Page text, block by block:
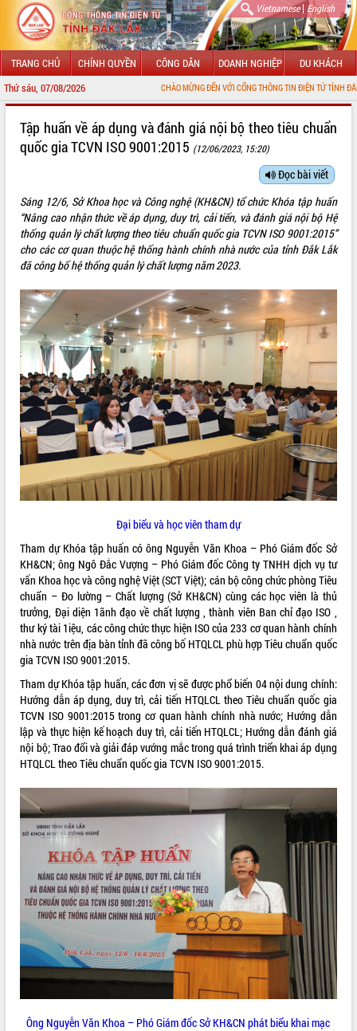
Vietnamese| English
TRANG CHỦ CHÍNH QUYỀN CÔNG DÂN DOANH NGHIỆP DU KHÁCH
Thứ sáu, 07/08/2026 CHÀO MỪNG ĐẾN VỚI CỔNG THÔNG TIN ĐIỆN TỬ TỈNH ĐẮK LẮK
LÃNH ĐẠO UBND TỈNH
SỞ, BAN, NGÀNH
UBND CÁC XÃ, PHƯỜNG
HỆ THỐNG VĂN BẢN
VĂN BẢN HĐND TỈNH
ĐIỂM TIN VĂN BẢN
QUY HOẠCH - KẾ HOẠCH
VIDEO
Không có file video nào để phát.
ALBUM ẢNH
LIÊN KẾT WEB
Tập huấn về áp dụng và đánh giá nội bộ theo tiêu chuẩn
quốc gia TCVN ISO 9001:2015 (12/06/2023, 15:20)
Đọc bài viết
Sáng 12/6, Sở Khoa học và Công nghệ (KH&CN) tổ chức Khóa tập huấn
“Nâng cao nhận thức về áp dụng, duy trì, cải tiến, và đánh giá nội bộ Hệ
thống quản lý chất lượng theo tiêu chuẩn quốc gia TCVN ISO 9001:2015”
cho các cơ quan thuộc hệ thống hành chính nhà nước của tỉnh Đắk Lắk
đã công bố hệ thống quản lý chất lượng năm 2023.
Đại biểu và học viên tham dự
Tham dự Khóa tập huấn có ông Nguyễn Văn Khoa – Phó Giám đốc Sở
KH&CN; ông Ngô Đắc Vượng – Phó Giám đốc Công ty TNHH dịch vụ tư
vấn Khoa học và công nghệ Việt (SCT Việt); cán bộ công chức phòng Tiêu
chuẩn – Đo lường – Chất lượng (Sở KH&CN) cùng các học viên là thủ
trưởng, Đại diện 1ãnh đạo về chất lượng , thành viên Ban chỉ đạo ISO ,
thư ký tài 1iệu, các công chức thực hiện ISO của 233 cơ quan hành chính
nhà nước trên địa bàn tỉnh đã công bố HTQLCL phù hợp Tiêu chuẩn quốc
gia TCVN ISO 9001:2015.
Tham dự Khóa tập huấn, các đơn vị sẽ được phổ biến 04 nội dung chính:
Hướng dẫn áp dụng, duy trì, cải tiến HTQLCL theo Tiêu chuẩn quốc gia
TCVN ISO 9001:2015 trong cơ quan hành chính nhà nước; Hướng dẫn
lập và thực hiện kế hoạch duy trì, cải tiến HTQLCL; Hướng dẫn đánh giá
nội bộ; Trao đổi và giải đáp vướng mắc trong quá trình triển khai áp dụng
HTQLCL theo Tiêu chuẩn quốc gia TCVN ISO 9001:2015.
Ông Nguyễn Văn Khoa – Phó Giám đốc Sở KH&CN phát biểu khai mạc